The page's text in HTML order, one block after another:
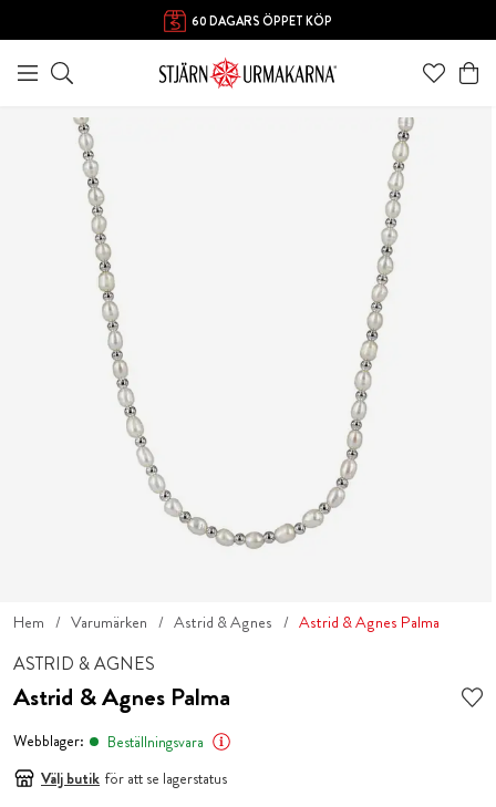
60 DAGARS ÖPPET KÖP
Hem Varumärken Astrid & Agnes Astrid & Agnes Palma
ASTRID & AGNES
Astrid & Agnes Palma
Webblager:
Beställningsvara
Välj butik för att se lagerstatus